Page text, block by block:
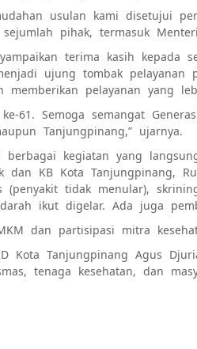
usulan kami disetujui
pihak, termasuk
terima kasih kepada
ujung tombak pelayanan
memberikan pelayanan yang
61. Semoga semangat
Tanjungpinang,” ujarnya.
kegiatan yang
dan KB Kota Tanjungpinang,
(penyakit tidak menular),
ikut digelar. Ada juga
dan partisipasi mitra
Kota Tanjungpinang Agus
tenaga kesehatan, dan